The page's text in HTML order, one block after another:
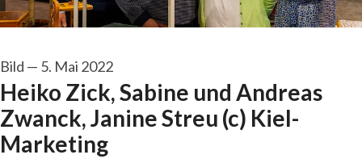
Bild — 5. Mai 2022
Heiko Zick, Sabine und Andreas
Zwanck, Janine Streu (c) Kiel-
Marketing